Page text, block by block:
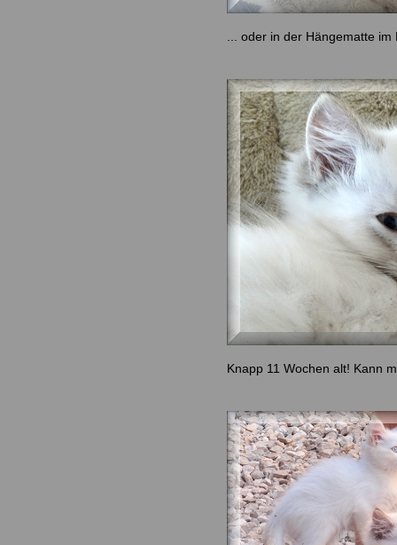
... oder in der Hängematte
Knapp 11 Wochen alt! Kann